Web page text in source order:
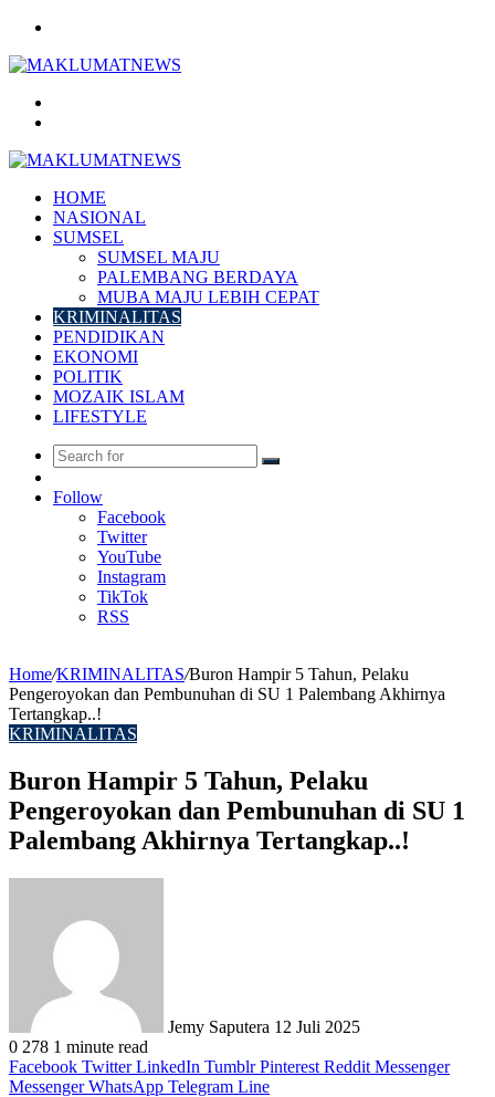
HOME
NASIONAL
SUMSEL
SUMSEL MAJU
PALEMBANG BERDAYA
MUBA MAJU LEBIH CEPAT
KRIMINALITAS
PENDIDIKAN
EKONOMI
POLITIK
MOZAIK ISLAM
LIFESTYLE
Search
Article
Follow
Facebook
Twitter
YouTube
Instagram
TikTok
RSS
Home/KRIMINALITAS/Buron Hampir 5 Tahun, Pelaku
Pengeroyokan dan Pembunuhan di SU 1 Palembang Akhirnya
Tertangkap..!
KRIMINALITAS
Buron Hampir 5 Tahun, Pelaku
Pengeroyokan dan Pembunuhan di SU 1
Palembang Akhirnya Tertangkap..!
Jemy Saputera 12 Juli 2025
0 278 1 minute read
Facebook Twitter LinkedIn Tumblr Pinterest Reddit Messenger
Messenger WhatsApp Telegram Line